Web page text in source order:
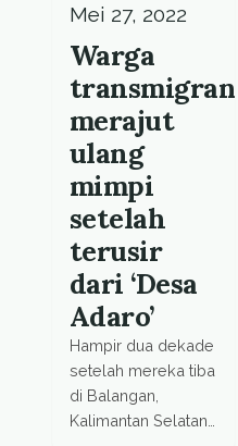
Mei 27, 2022
Warga
transmigran
merajut
ulang
mimpi
setelah
terusir
dari ‘Desa
Adaro’
Hampir dua dekade
setelah mereka tiba
di Balangan,
Kalimantan Selatan,